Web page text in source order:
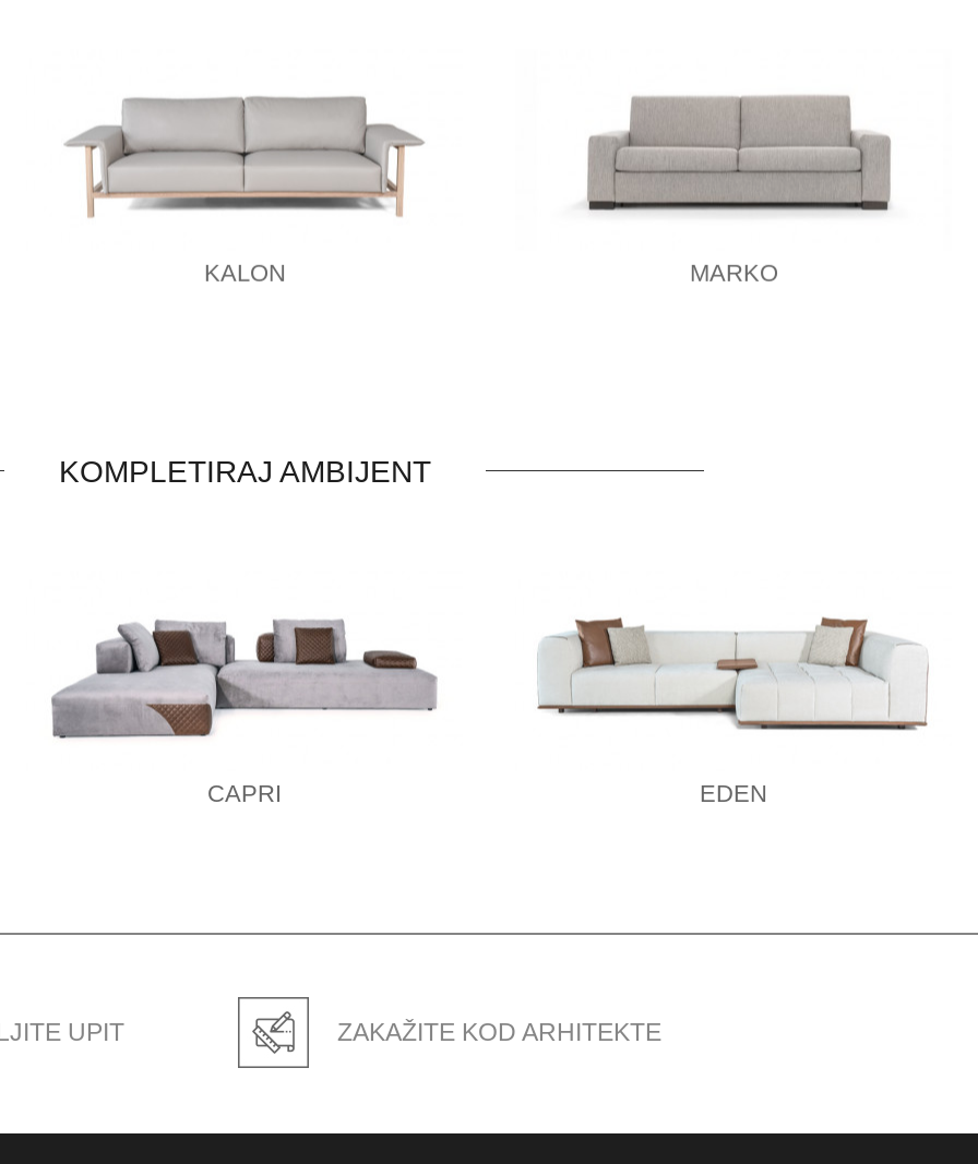
KALON MARKO
KOMPLETIRAJ AMBIJENT
CAPRI EDEN
UPIT ZAKAŽITE KOD ARHITEKTE